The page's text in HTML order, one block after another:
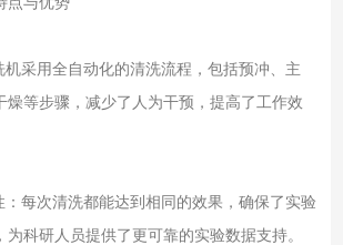
采用全自动化的清洗流程，包括预冲、主
燥等步骤，减少了人为干预，提高了工作效
每次清洗都能达到相同的效果，确保了实验
科研人员提供了更可靠的实验数据支持。